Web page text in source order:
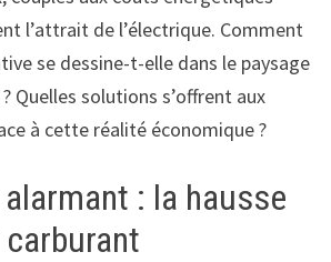
l’attrait de l’électrique. Comment
se dessine-t-elle dans le paysage
Quelles solutions s’offrent aux
à cette réalité économique ?
: la hausse